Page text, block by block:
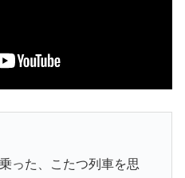
った、こたつ列車を思